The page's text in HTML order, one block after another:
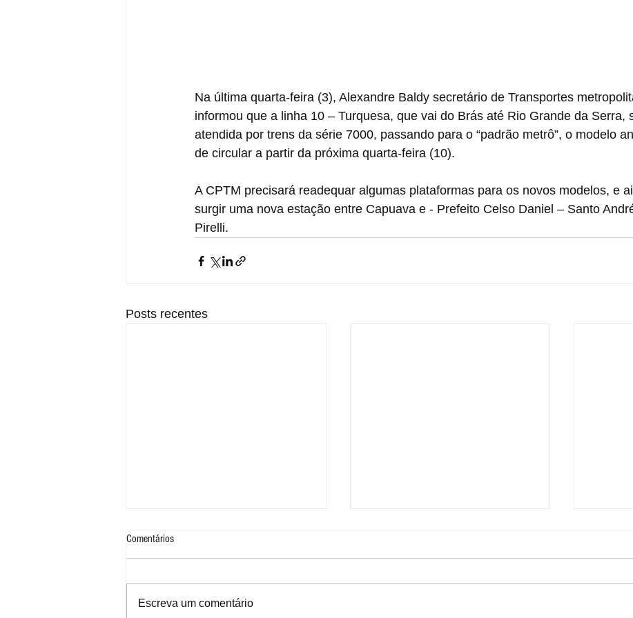
Na última quarta-feira (3), Alexandre Baldy secretário de Transportes
informou que a linha 10 – Turquesa, que vai do Brás até Rio Grande da Serra,
atendida por trens da série 7000, passando para o “padrão metrô”, o modelo
de circular a partir da próxima quarta-feira (10).
A CPTM precisará readequar algumas plataformas para os novos modelos, e
surgir uma nova estação entre Capuava e - Prefeito Celso Daniel – Santo
Pirelli.
Posts recentes
Comentários
Escreva um comentário